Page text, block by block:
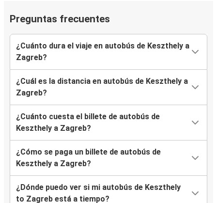
Preguntas frecuentes
¿Cuánto dura el viaje en autobús de Keszthely a
Zagreb?
¿Cuál es la distancia en autobús de Keszthely a
Zagreb?
¿Cuánto cuesta el billete de autobús de
Keszthely a Zagreb?
¿Cómo se paga un billete de autobús de
Keszthely a Zagreb?
¿Dónde puedo ver si mi autobús de Keszthely
to Zagreb está a tiempo?